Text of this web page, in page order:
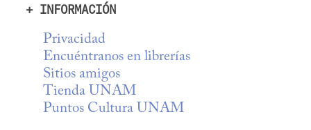
+ INFORMACIÓN
Privacidad
Encuéntranos en librerías
Sitios amigos
Tienda UNAM
Puntos Cultura UNAM